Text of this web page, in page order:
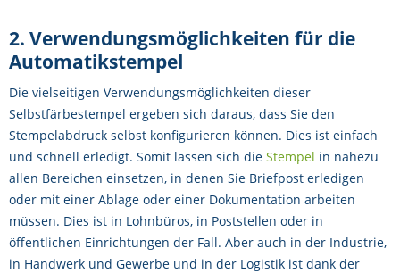
2. Verwendungsmöglichkeiten für die
Automatikstempel
Die vielseitigen Verwendungsmöglichkeiten dieser
Selbstfärbestempel ergeben sich daraus, dass Sie den
Stempelabdruck selbst konfigurieren können. Dies ist einfach
und schnell erledigt. Somit lassen sich die Stempel in nahezu
allen Bereichen einsetzen, in denen Sie Briefpost erledigen
oder mit einer Ablage oder einer Dokumentation arbeiten
müssen. Dies ist in Lohnbüros, in Poststellen oder in
öffentlichen Einrichtungen der Fall. Aber auch in der Industrie,
in Handwerk und Gewerbe und in der Logistik ist dank der